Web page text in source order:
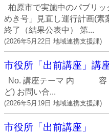
柏原市で実施中のパブリ
めき号」見直し運行計画(
終了（結果公表中） 第...
(2026年5月22日 地域連携支援課)
市役所「出前講座」講
No. 講座テーマ 内
ど) お問い合...
(2026年5月19日 地域連携支援課)
市役所「出前講座」